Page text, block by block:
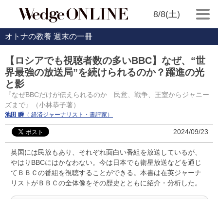
8/8(土)
オトナの教養 週末の一冊
【ロシアでも視聴者数の多いBBC】なぜ、“世
界最強の放送局”を続けられるのか？躍進の光
と影
『なぜBBCだけが伝えられるのか 民意、戦争、王室からジャニー
ズまで』（小林恭子著）
池田 瞬 （ 経済ジャーナリスト・書評家）
2024/09/23
英国には民放もあり、それぞれ面白い番組を放送しているが、
やはりBBCにはかなわない。今は日本でも衛星放送などを通じ
てＢＢＣの番組を視聴することができる。本書は在英ジャーナ
リストがＢＢＣの全体像をその歴史とともに紹介・分析した。